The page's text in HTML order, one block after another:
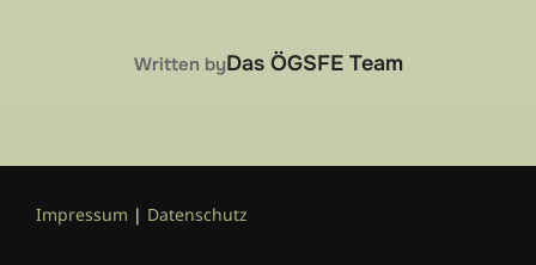
POST AUTHOR
Written byDas ÖGSFE Team
Impressum | Datenschutz